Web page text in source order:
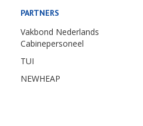
PARTNERS
Vakbond Nederlands
Cabinepersoneel
TUI
NEWHEAP